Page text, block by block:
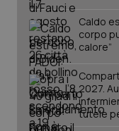
Caldo
corpo
calore”
2027.
tutele